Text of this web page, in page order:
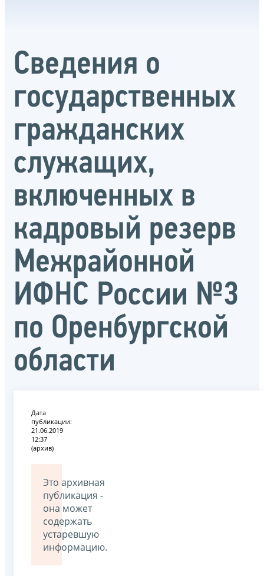
Сведения о
государственных
гражданских
служащих,
включенных в
кадровый резерв
Межрайонной
ИФНС России №3
по Оренбургской
области
Дата
публикации:
21.06.2019
12:37
(архив)
Это архивная
публикация -
она может
содержать
устаревшую
информацию.